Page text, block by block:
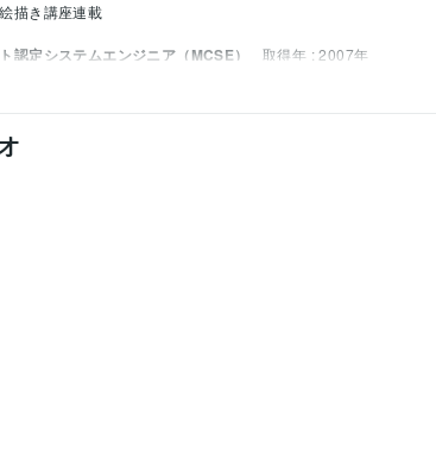
描き講座連載
認定システムエンジニア（MCSE） 取得年 : 2007年
ウンセラー
CSS:15年
Console:10年
ム開発
ン操作支援
スン・習い事